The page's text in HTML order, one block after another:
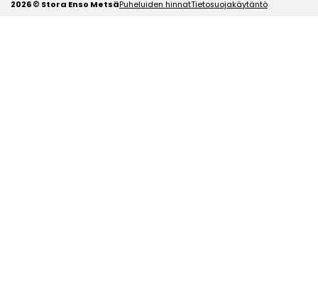
2026 © Stora Enso MetsäPuheluiden hinnatTietosuojakäytäntö